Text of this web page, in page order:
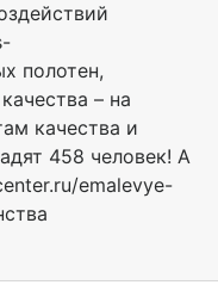
полотен,
– на
качества и
458 человек! А
emalevye-